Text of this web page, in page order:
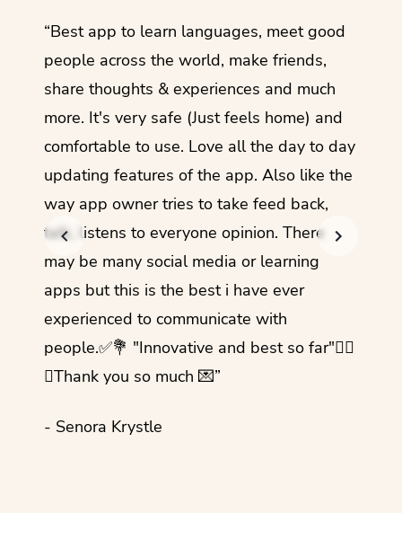
“Best app to learn languages, meet good
people across the world, make friends,
share thoughts & experiences and much
more. It's very safe (Just feels home) and
comfortable to use. Love all the day to day
updating features of the app. Also like the
way app owner tries to take feed back,
talk, listens to everyone opinion. There
may be many social media or learning
apps but this is the best i have ever
experienced to communicate with
people.✅💐 "Innovative and best so far"✌🏻
💜Thank you so much 💌”
- Senora Krystle